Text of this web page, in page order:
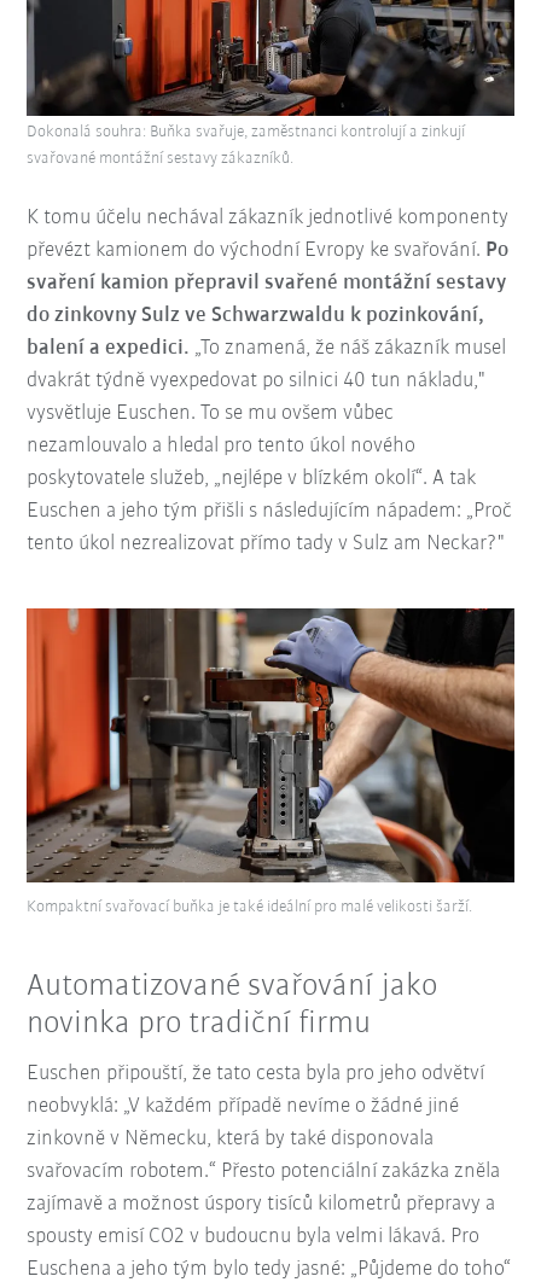
K tomu účelu nechával zákazník jednotlivé komponenty
převézt kamionem do východní Evropy ke svařování. Po
svaření kamion přepravil svařené montážní sestavy
do zinkovny Sulz ve Schwarzwaldu k pozinkování,
balení a expedici. „To znamená, že náš zákazník musel
dvakrát týdně vyexpedovat po silnici 40 tun nákladu,"
vysvětluje Euschen. To se mu ovšem vůbec
nezamlouvalo a hledal pro tento úkol nového
poskytovatele služeb, „nejlépe v blízkém okolí“. A tak
Euschen a jeho tým přišli s následujícím nápadem: „Proč
tento úkol nezrealizovat přímo tady v Sulz am Neckar?"
Dokonalá souhra: Buňka svařuje, zaměstnanci kontrolují a zinkují
svařované montážní sestavy zákazníků.
Kompaktní svařovací buňka je také ideální pro malé velikosti šarží.
Automatizované svařování jako
novinka pro tradiční firmu
Euschen připouští, že tato cesta byla pro jeho odvětví
neobvyklá: „V každém případě nevíme o žádné jiné
zinkovně v Německu, která by také disponovala
svařovacím robotem.“ Přesto potenciální zakázka zněla
zajímavě a možnost úspory tisíců kilometrů přepravy a
spousty emisí CO2 v budoucnu byla velmi lákavá. Pro
Euschena a jeho tým bylo tedy jasné: „Půjdeme do toho“